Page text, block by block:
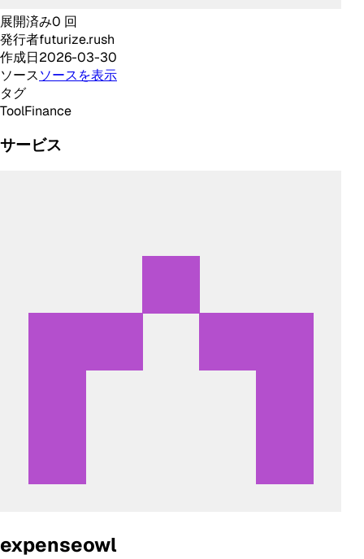
展開済み0 回
発行者futurize.rush
作成日2026-03-30
ソースソースを表示
タグ
ToolFinance
サービス
expenseowl